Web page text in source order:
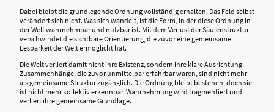
Dabei bleibt die grundlegende Ordnung vollständig erhalten. Das Feld selbst
verändert sich nicht. Was sich wandelt, ist die Form, in der diese Ordnung in
der Welt wahrnehmbar und nutzbar ist. Mit dem Verlust der Säulenstruktur
verschwindet die sichtbare Orientierung, die zuvor eine gemeinsame
Lesbarkeit der Welt ermöglicht hat.
Die Welt verliert damit nicht ihre Existenz, sondern ihre klare Ausrichtung.
Zusammenhänge, die zuvor unmittelbar erfahrbar waren, sind nicht mehr
als gemeinsame Struktur zugänglich. Die Ordnung bleibt bestehen, doch sie
ist nicht mehr kollektiv erkennbar. Wahrnehmung wird fragmentiert und
verliert ihre gemeinsame Grundlage.